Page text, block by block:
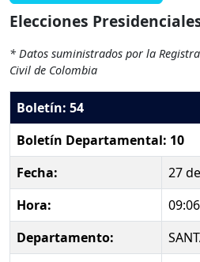
Elecciones
* Datos suministrados por la
Civil de Colombia
Boletín: 54
Boletín Departamental: 10
Fecha:
27
Hora:
Departamento: